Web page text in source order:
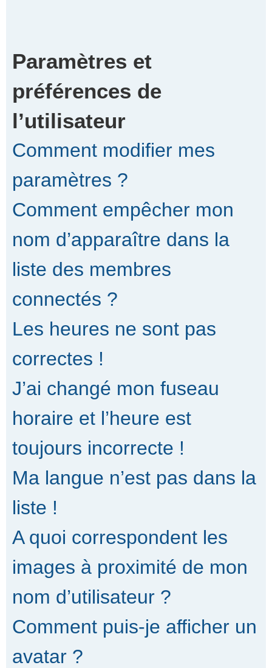
Paramètres et
préférences de
l’utilisateur
Comment modifier mes
paramètres ?
Comment empêcher mon
nom d’apparaître dans la
liste des membres
connectés ?
Les heures ne sont pas
correctes !
J’ai changé mon fuseau
horaire et l’heure est
toujours incorrecte !
Ma langue n’est pas dans la
liste !
A quoi correspondent les
images à proximité de mon
nom d’utilisateur ?
Comment puis-je afficher un
avatar ?